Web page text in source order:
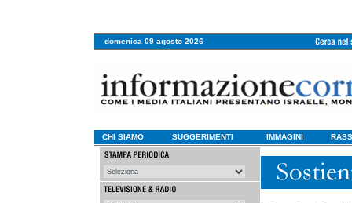
domenica 09 agosto 2026
CHI SIAMO SUGGERIMENTI IMMAGINI